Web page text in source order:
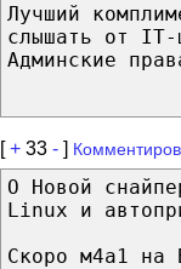
Лучший
слышать от
Админские
[+ 33 - ]
О Новой
Linux и
Скоро м4а1 на